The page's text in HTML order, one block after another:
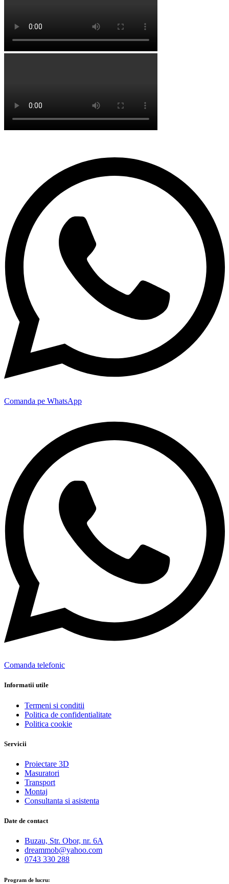
Comanda pe WhatsApp
Comanda telefonic
Informatii utile
Termeni si conditii
Politica de confidentialitate
Politica cookie
Servicii
Proiectare 3D
Masuratori
Transport
Montaj
Consultanta si asistenta
Date de contact
Buzau, Str. Obor, nr. 6A
dreammob@yahoo.com
0743 330 288
Program de lucru: